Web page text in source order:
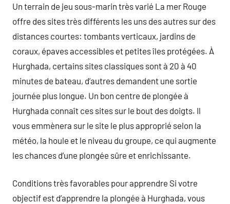
Un terrain de jeu sous-marin très varié La mer Rouge
offre des sites très différents les uns des autres sur des
distances courtes: tombants verticaux, jardins de
coraux, épaves accessibles et petites îles protégées. À
Hurghada, certains sites classiques sont à 20 à 40
minutes de bateau, d’autres demandent une sortie
journée plus longue. Un bon centre de plongée à
Hurghada connaît ces sites sur le bout des doigts. Il
vous emmènera sur le site le plus approprié selon la
météo, la houle et le niveau du groupe, ce qui augmente
les chances d’une plongée sûre et enrichissante.
Conditions très favorables pour apprendre Si votre
objectif est d’apprendre la plongée à Hurghada, vous